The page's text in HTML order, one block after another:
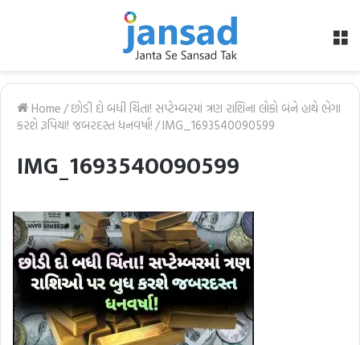
Home/છોડી દો બધી ચિંતા! સપ્ટેમ્બરમાં ત્રણ રાશિના લોકો બંને હાથે ભેગા
કરશે રૂપિયા! જબરદસ્ત ધનવર્ષા!/IMG_1693540090599
IMG_1693540090599